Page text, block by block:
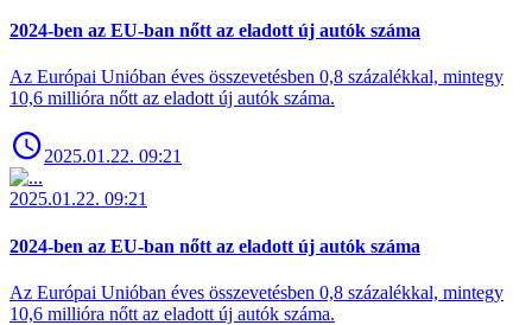
2024-ben az EU-ban nőtt az eladott új autók száma
Az Európai Unióban éves összevetésben 0,8 százalékkal, mintegy
10,6 millióra nőtt az eladott új autók száma.
2025.01.22. 09:21
2025.01.22. 09:21
2024-ben az EU-ban nőtt az eladott új autók száma
Az Európai Unióban éves összevetésben 0,8 százalékkal, mintegy
10,6 millióra nőtt az eladott új autók száma.